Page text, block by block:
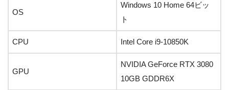
OS
Windows 10 Home 64ビッ
ト
CPU Intel Core i9-10850K
GPU
NVIDIA GeForce RTX 3080
10GB GDDR6X